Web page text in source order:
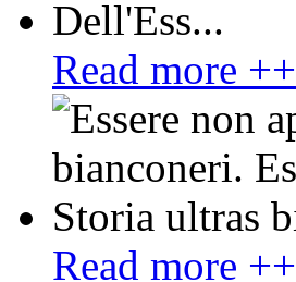
Read more ++
Read more ++